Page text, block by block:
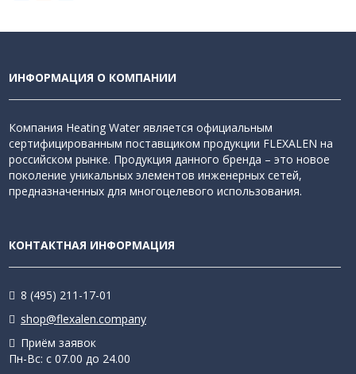
ИНФОРМАЦИЯ О КОМПАНИИ
Компания Heating Water является официальным
сертифицированным поставщиком продукции FLEXALEN на
российском рынке. Продукция данного бренда – это новое
поколение уникальных элементов инженерных сетей,
предназначенных для многоцелевого использования.
КОНТАКТНАЯ ИНФОРМАЦИЯ
8 (495) 211-17-01
shop@flexalen.company
Приём заявок
Пн-Вс: с 07.00 до 24.00